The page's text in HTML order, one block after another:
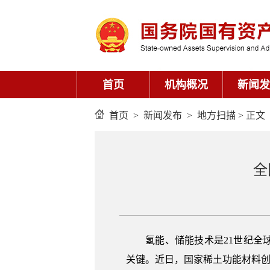
首页 机构概况 新闻
首页 > 新闻发布 > 地方扫描 > 正文
氢能、储能技术是21世纪全球
关键。近日，国家稀土功能材料